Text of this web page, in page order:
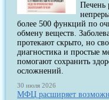
Печень
более 500 функций по
обмену веществ.
протекают скрыто, но
диагностика и простые
помогают сохранить
осложнений.
30 июля 2026
МФЦ расширяет